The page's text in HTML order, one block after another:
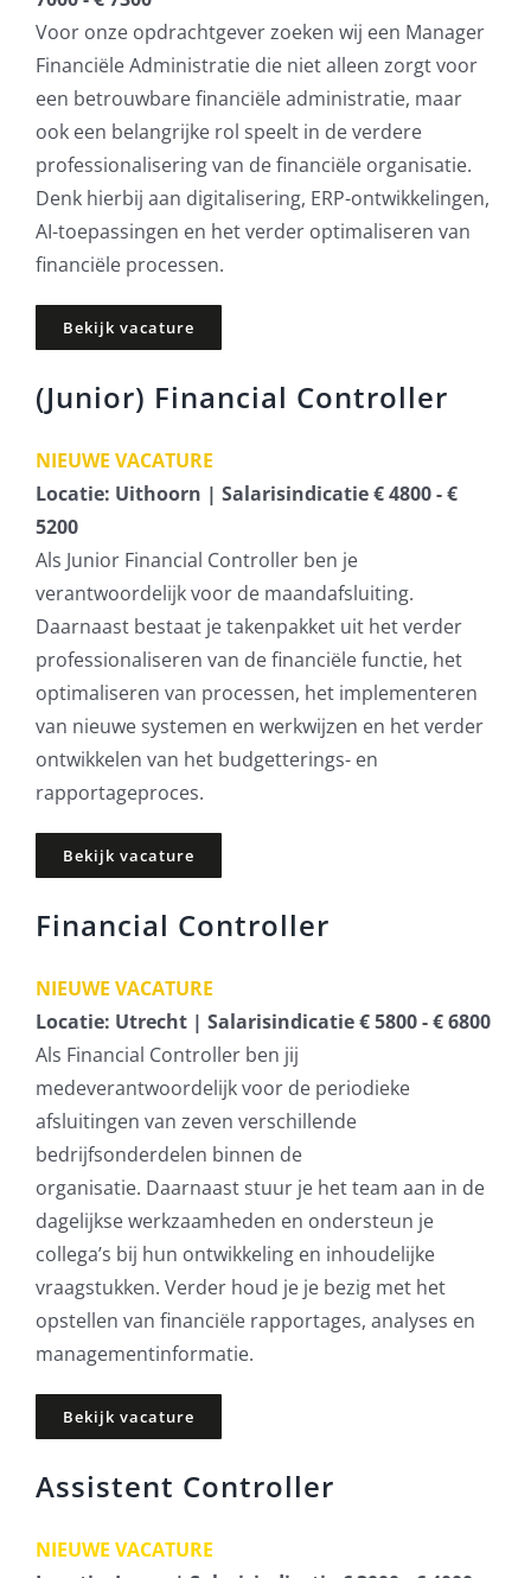
Voor onze opdrachtgever zoeken wij een Manager
Financiële Administratie die niet alleen zorgt voor
een betrouwbare financiële administratie, maar
ook een belangrijke rol speelt in de verdere
professionalisering van de financiële organisatie.
Denk hierbij aan digitalisering, ERP-ontwikkelingen,
AI-toepassingen en het verder optimaliseren van
financiële processen.
Bekijk vacature
(Junior) Financial Controller
NIEUWE VACATURE
Locatie: Uithoorn | Salarisindicatie € 4800 - €
5200
Als Junior Financial Controller ben je
verantwoordelijk voor de maandafsluiting.
Daarnaast bestaat je takenpakket uit het verder
professionaliseren van de financiële functie, het
optimaliseren van processen, het implementeren
van nieuwe systemen en werkwijzen en het verder
ontwikkelen van het budgetterings- en
rapportageproces.
Bekijk vacature
Financial Controller
NIEUWE VACATURE
Locatie: Utrecht | Salarisindicatie € 5800 - € 6800
Als Financial Controller ben jij
medeverantwoordelijk voor de periodieke
afsluitingen van zeven verschillende
bedrijfsonderdelen binnen de
organisatie. Daarnaast stuur je het team aan in de
dagelijkse werkzaamheden en ondersteun je
collega’s bij hun ontwikkeling en inhoudelijke
vraagstukken. Verder houd je je bezig met het
opstellen van financiële rapportages, analyses en
managementinformatie.
Bekijk vacature
Assistent Controller
NIEUWE VACATURE